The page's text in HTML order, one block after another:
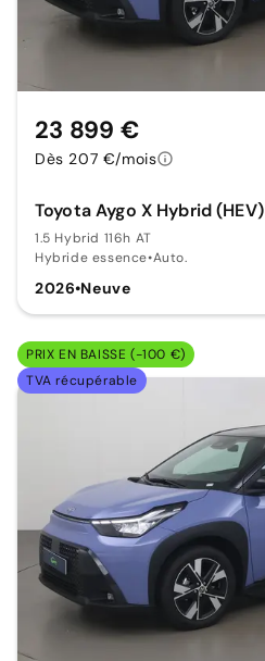
Toyota Aygo X Hybrid (HEV)
1.5 Hybrid 116h AT
Hybride essence•Auto.
2026•Neuve
23 899 €
Dès 207 €/mois
PRIX EN BAISSE (-100 €)
TVA récupérable